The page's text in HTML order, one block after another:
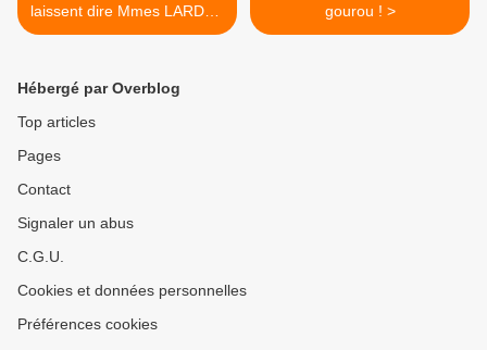
laissent dire Mmes LARDET
& GUICHARD
gourou ! >
Hébergé par Overblog
Top articles
Pages
Contact
Signaler un abus
C.G.U.
Cookies et données personnelles
Préférences cookies